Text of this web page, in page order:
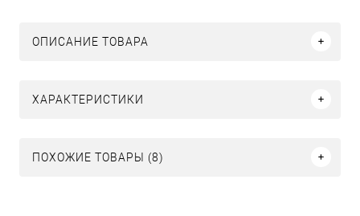
ОПИСАНИЕ ТОВАРА
ХАРАКТЕРИСТИКИ
ПОХОЖИЕ ТОВАРЫ (8)